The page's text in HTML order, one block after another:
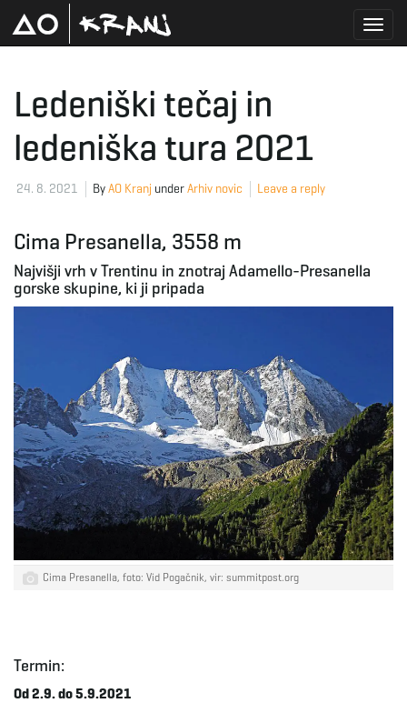
e
n
Ledeniški tečaj in
ledeniška tura 2021
24. 8. 2021 ByAO Kranj underArhiv novic Leave a reply
Cima Presanella, 3558 m
Najvišji vrh v Trentinu in znotraj Adamello-Presanella
gorske skupine, ki ji pripada
Cima Presanella, foto: Vid Pogačnik, vir: summitpost.org
Termin:
Od 2.9. do 5.9.2021